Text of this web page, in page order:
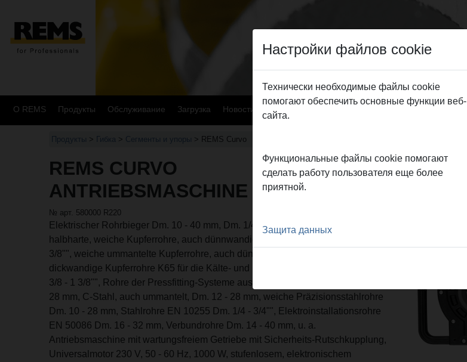
О REMS Продукты Oбслуживание Загрузка Новости Карта сайта
Продукты > Гибка > Сегменты и упоры > REMS Curvo
REMS CURVO
ANTRIEBSMASCHINE
№ арт. 580000 R220
Elektrischer Rohrbieger Dm. 10 - 40 mm, Dm. 1/4 - 1 3/8"", bis 180 Grad. Harte,
halbharte, weiche Kupferrohre, auch dünnwandig, Dm. 10 - 35 mm, Dm. 3/8 - 1
3/8"", weiche ummantelte Kupferrohre, auch dünnwandig, Dm. 10 - 18 mm,
dickwandige Kupferrohre K65 für die Kälte- und Klimatechnik EN 12735-1 Dm.
3/8 - 1 3/8"", Rohre der Pressfitting-Systeme aus nichtrostendem Stahl Dm. 12 -
28 mm, C-Stahl, auch ummantelt, Dm. 12 - 28 mm, weiche Präzisionsstahlrohre
Dm. 10 - 28 mm, Stahlrohre EN 10255 Dm. 1/4 - 3/4"", Elektroinstallationsrohre
EN 50086 Dm. 16 - 32 mm, Verbundrohre Dm. 14 - 40 mm, u. a.
Antriebsmaschine mit wartungsfreiem Getriebe mit Sicherheits-Rutschkupplung,
Universalmotor 230 V, 50 - 60 Hz, 1000 W, stufenlosem, elektronischem
Настройки файлов cookie
Технически необходимые файлы cookie
помогают обеспечить основные функции веб-
сайта.
Функциональные файлы cookie помогают
сделать работу пользователя еще более
приятной.
Защита данных